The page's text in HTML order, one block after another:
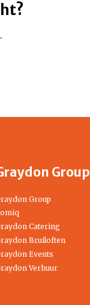
Group
Group
Catering
Bruiloften
Events
Verhuur